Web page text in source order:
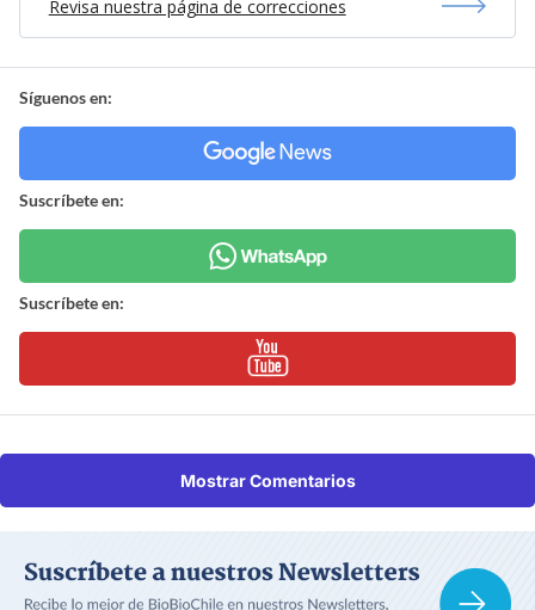
Revisa nuestra página de correcciones
Síguenos en:
Suscríbete en:
Suscríbete en:
Mostrar Comentarios